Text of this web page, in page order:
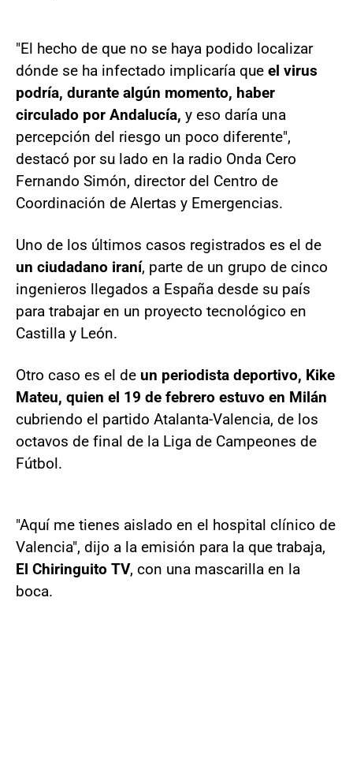
"El hecho de que no se haya podido localizar
dónde se ha infectado implicaría que el virus
podría, durante algún momento, haber
circulado por Andalucía, y eso daría una
percepción del riesgo un poco diferente",
destacó por su lado en la radio Onda Cero
Fernando Simón, director del Centro de
Coordinación de Alertas y Emergencias.
Uno de los últimos casos registrados es el de
un ciudadano iraní, parte de un grupo de cinco
ingenieros llegados a España desde su país
para trabajar en un proyecto tecnológico en
Castilla y León.
Otro caso es el de un periodista deportivo, Kike
Mateu, quien el 19 de febrero estuvo en Milán
cubriendo el partido Atalanta-Valencia, de los
octavos de final de la Liga de Campeones de
Fútbol.
"Aquí me tienes aislado en el hospital clínico de
Valencia", dijo a la emisión para la que trabaja,
El Chiringuito TV, con una mascarilla en la
boca.